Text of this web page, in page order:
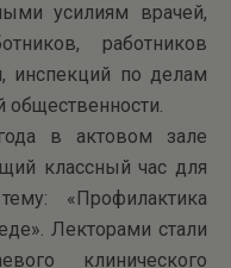
усилиям врачей,
работников
инспекций по делам
в актовом зале
классный час для
«Профилактика
Лекторами стали
клинического